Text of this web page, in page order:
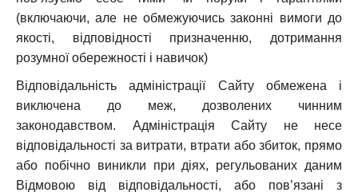
(включаючи, але не обмежуючись законні вимоги до
якості, відповідності призначенню, дотримання
розумної обережності і навичок)
Відповідальність адміністрації Сайту обмежена і
виключена до меж, дозволених чинним
законодавством. Адміністрація Сайту не несе
відповідальності за витрати, втрати або збиток, прямо
або побічно виникли при діях, регульованих даним
Відмовою від відповідальності, або пов’язані з